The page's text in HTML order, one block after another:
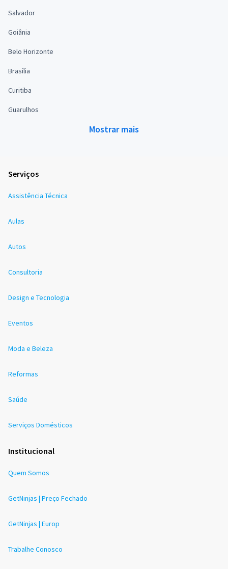
Salvador
Goiânia
Belo Horizonte
Brasília
Curitiba
Guarulhos
Mostrar mais
Serviços
Assistência Técnica
Aulas
Autos
Consultoria
Design e Tecnologia
Eventos
Moda e Beleza
Reformas
Saúde
Serviços Domésticos
Institucional
Quem Somos
GetNinjas | Preço Fechado
GetNinjas | Europ
Trabalhe Conosco